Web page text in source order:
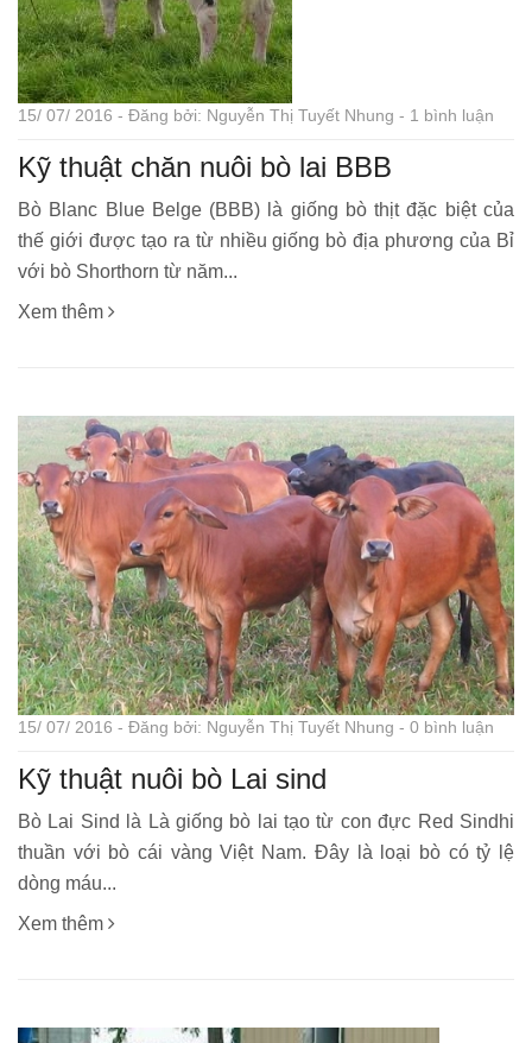
15/ 07/ 2016 - Đăng bởi: Nguyễn Thị Tuyết Nhung - 1 bình luận
Kỹ thuật chăn nuôi bò lai BBB
Bò Blanc Blue Belge (BBB) là giống bò thịt đặc biệt của
thế giới được tạo ra từ nhiều giống bò địa phương của Bỉ
với bò Shorthorn từ năm...
Xem thêm
15/ 07/ 2016 - Đăng bởi: Nguyễn Thị Tuyết Nhung - 0 bình luận
Kỹ thuật nuôi bò Lai sind
Bò Lai Sind là Là giống bò lai tạo từ con đực Red Sindhi
thuần với bò cái vàng Việt Nam. Đây là loại bò có tỷ lệ
dòng máu...
Xem thêm